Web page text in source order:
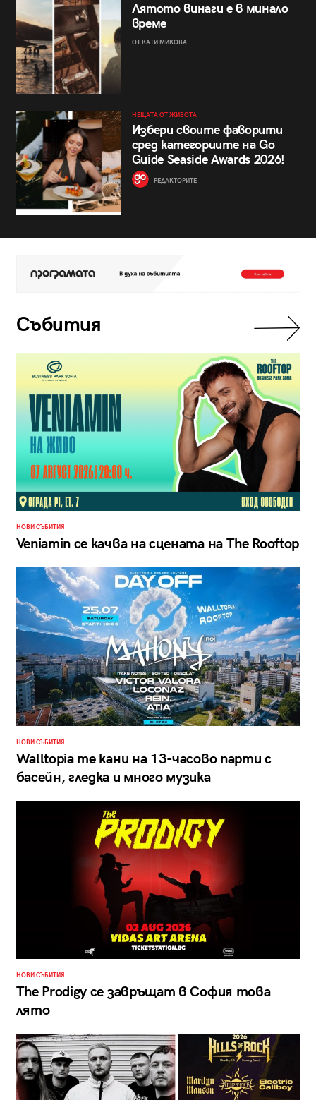
Лятото винаги е в минало
време
ОТ КАТИ МИКОВА
НЕЩАТА ОТ ЖИВОТА
Избери своите фаворити
сред категориите на Go
Guide Seaside Awards 2026!
РЕДАКТОРИТЕ
Събития
НОВИ СЪБИТИЯ
Veniamin се качва на сцената на The Rooftop
НОВИ СЪБИТИЯ
Walltopia те кани на 13-часово парти с
басейн, гледка и много музика
НОВИ СЪБИТИЯ
The Prodigy се завръщат в София това
лято